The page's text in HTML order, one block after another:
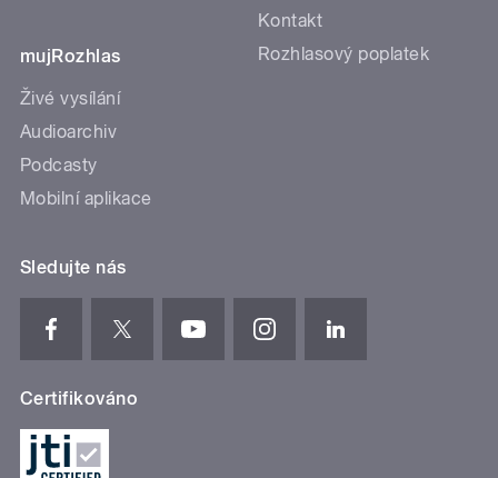
mujRozhlas
Živé vysílání
Audioarchiv
Podcasty
Mobilní aplikace
Kontakt
Rozhlasový poplatek
Sledujte nás
Certifikováno